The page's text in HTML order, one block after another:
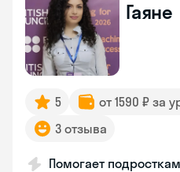
Гаяне
5 от 1590 ₽ за
3 отзыва
Помогает